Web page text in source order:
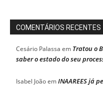
COMENTÁRIOS RECENTES
Cesário Palassa em Tratou o
saber o estado do seu
Isabel JoãoemINAAREES já